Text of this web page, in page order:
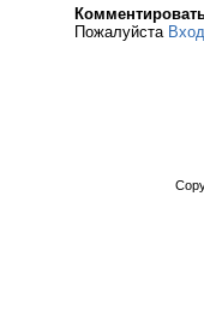
Пожалуйста Вход